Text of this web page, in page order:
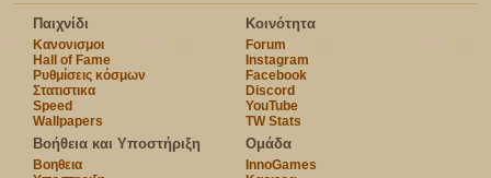
Παιχνίδι
Κανονισμοι
Hall of Fame
Ρυθμίσεις κόσμων
Στατιστικα
Speed
Wallpapers
Κοινότητα
Forum
Instagram
Facebook
Discord
YouTube
TW Stats
Βοήθεια και Υποστήριξη
Βοηθεια
Ομάδα
InnoGames